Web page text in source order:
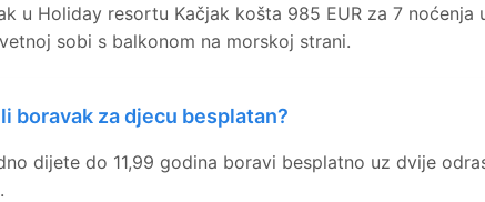
u Holiday resortu Kačjak košta 985 EUR za 7 noćenja
sobi s balkonom na morskoj strani.
boravak za djecu besplatan?
dijete do 11,99 godina boravi besplatno uz dvije